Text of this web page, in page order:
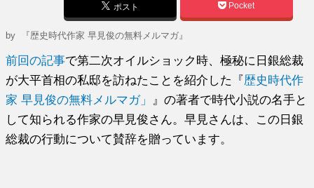
ポスト Pocket
by 『歴史時代作家 早見俊の無料メルマガ』
前回の記事で第二次オイルショック時、極秘に日銀総裁
が大平首相の私邸を訪ねたことを紹介した『歴史時代作
家 早見俊の無料メルマガ」
』の著者で時代小説の名手と
して知られる作家の早見俊さん。早見さんは、この日銀
総裁の行動について賛辞を贈っています。